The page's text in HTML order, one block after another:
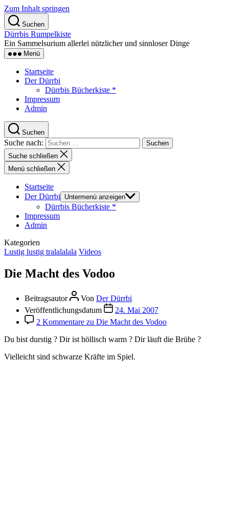
Zum Inhalt springen
Suchen
Dürrbis Rumpelkiste
Ein Sammelsurium allerlei nützlicher und sinnloser Dinge
Menü
Startseite
Der Dürrbi
Dürrbis Bücherkiste *
Impressum
Admin
Suchen
Suche nach:
Suche schließen
Menü schließen
Startseite
Der Dürrbi
Untermenü anzeigen
Dürrbis Bücherkiste *
Impressum
Admin
Kategorien
Lustig lustig tralalalala Videos
Die Macht des Vodoo
Beitragsautor Von Der Dürrbi
Veröffentlichungsdatum
24. Mai 2007
2 Kommentare zu Die Macht des Vodoo
Du bist durstig ? Dir ist höllisch warm ? Dir läuft die Brühe ?
Vielleicht sind schwarze Kräfte im Spiel.